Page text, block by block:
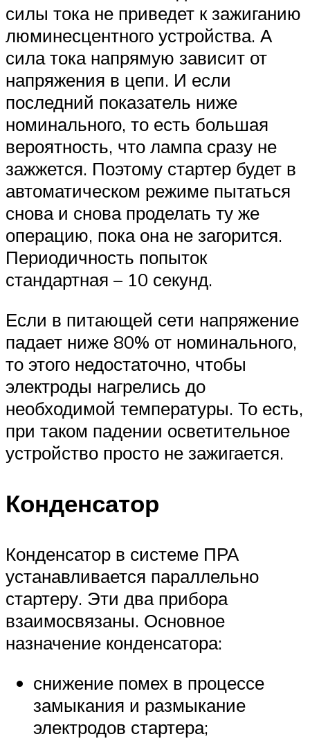
силы тока не приведет к зажиганию
люминесцентного устройства. А
сила тока напрямую зависит от
напряжения в цепи. И если
последний показатель ниже
номинального, то есть большая
вероятность, что лампа сразу не
зажжется. Поэтому стартер будет в
автоматическом режиме пытаться
снова и снова проделать ту же
операцию, пока она не загорится.
Периодичность попыток
стандартная – 10 секунд.
Если в питающей сети напряжение
падает ниже 80% от номинального,
то этого недостаточно, чтобы
электроды нагрелись до
необходимой температуры. То есть,
при таком падении осветительное
устройство просто не зажигается.
Конденсатор
Конденсатор в системе ПРА
устанавливается параллельно
стартеру. Эти два прибора
взаимосвязаны. Основное
назначение конденсатора:
снижение помех в процессе
замыкания и размыкание
электродов стартера;